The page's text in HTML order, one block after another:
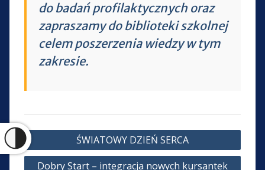
do badań profilaktycznych oraz
zapraszamy do biblioteki szkolnej
celem poszerzenia wiedzy w tym
zakresie.
Nawigacja
wpisu
ŚWIATOWY DZIEŃ SERCA
Dobry Start – integracja nowych kursantek